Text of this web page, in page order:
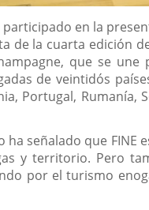
en la
de la cuarta edición
que se
de veintidós
Portugal,
señalado que
y territorio. Pero
por el turismo